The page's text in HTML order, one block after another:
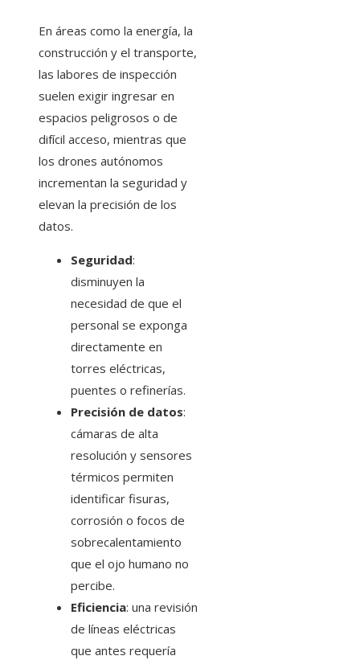
En áreas como la energía, la
construcción y el transporte,
las labores de inspección
suelen exigir ingresar en
espacios peligrosos o de
difícil acceso, mientras que
los drones autónomos
incrementan la seguridad y
elevan la precisión de los
datos.
Seguridad:
disminuyen la
necesidad de que el
personal se exponga
directamente en
torres eléctricas,
puentes o refinerías.
Precisión de datos:
cámaras de alta
resolución y sensores
térmicos permiten
identificar fisuras,
corrosión o focos de
sobrecalentamiento
que el ojo humano no
percibe.
Eficiencia: una revisión
de líneas eléctricas
que antes requería